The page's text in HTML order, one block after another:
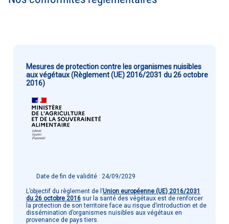
Mesures de protection contre les organismes nuisibles
aux végétaux (Règlement (UE) 2016/2031 du 26 octobre
2016)
Date de fin de validité : 24/09/2029
L’objectif du règlement de l’Union européenne (UE) 2016/2031
du 26 octobre 2016 sur la santé des végétaux est de renforcer
la protection de son territoire face au risque d’introduction et de
dissémination d’organismes nuisibles aux végétaux en
provenance de pays tiers.